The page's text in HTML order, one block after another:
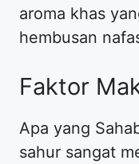
aroma khas
hembusan
Faktor
Apa yang
sahur sangat